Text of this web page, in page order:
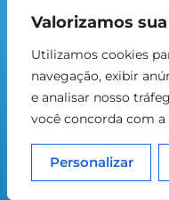
Valorizamos
Utilizamos cookies
navegação, exibir
e analisar nosso
você concorda com a
Personalizar
Conheça
O
educacional
organizar o
corporal com
erro e mais
quatro